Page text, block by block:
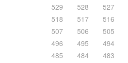
529
528 527
518
517 516
507
506 505
496
495 494
485
484 483